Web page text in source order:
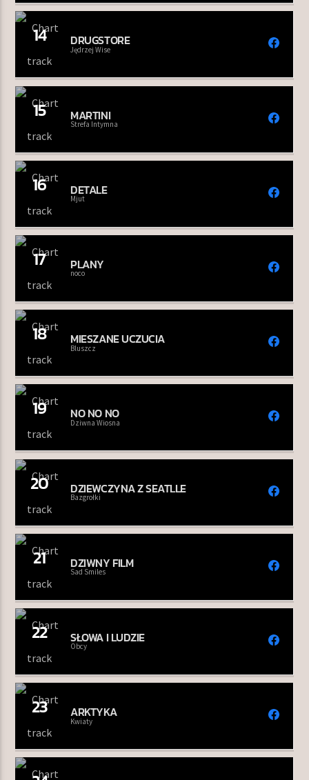
14 DRUGSTORE
Jędrzej Wise
15 MARTINI
Strefa Intymna
16 DETALE
Mjut
17 PLANY
noco
18 MIESZANE UCZUCIA
Bluszcz
19 NO NO NO
Dziwna Wiosna
20 DZIEWCZYNA Z SEATLLE
Bazgrołki
21 DZIWNY FILM
Sad Smiles
22 SŁOWA I LUDZIE
Obcy
23 ARKTYKA
Kwiaty